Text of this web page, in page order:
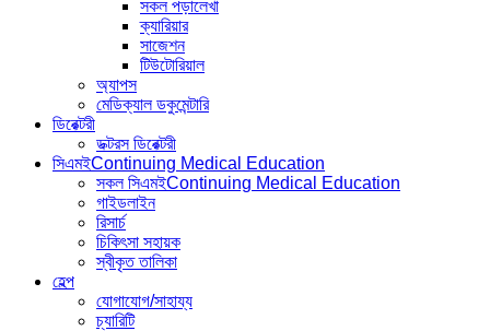
সকল পড়ালেখা
ক্যারিয়ার
সাজেশন
টিউটোরিয়াল
অ্যাপস
মেডিক্যাল ডকুমেন্টারি
ডিরেক্টরী
ডক্টরস ডিরেক্টরী
সিএমইContinuing Medical Education
সকল সিএমইContinuing Medical Education
গাইডলাইন
রিসার্চ
চিকিৎসা সহায়ক
স্বীকৃত তালিকা
হেল্প
যোগাযোগ/সাহায্য
চ্যারিটি